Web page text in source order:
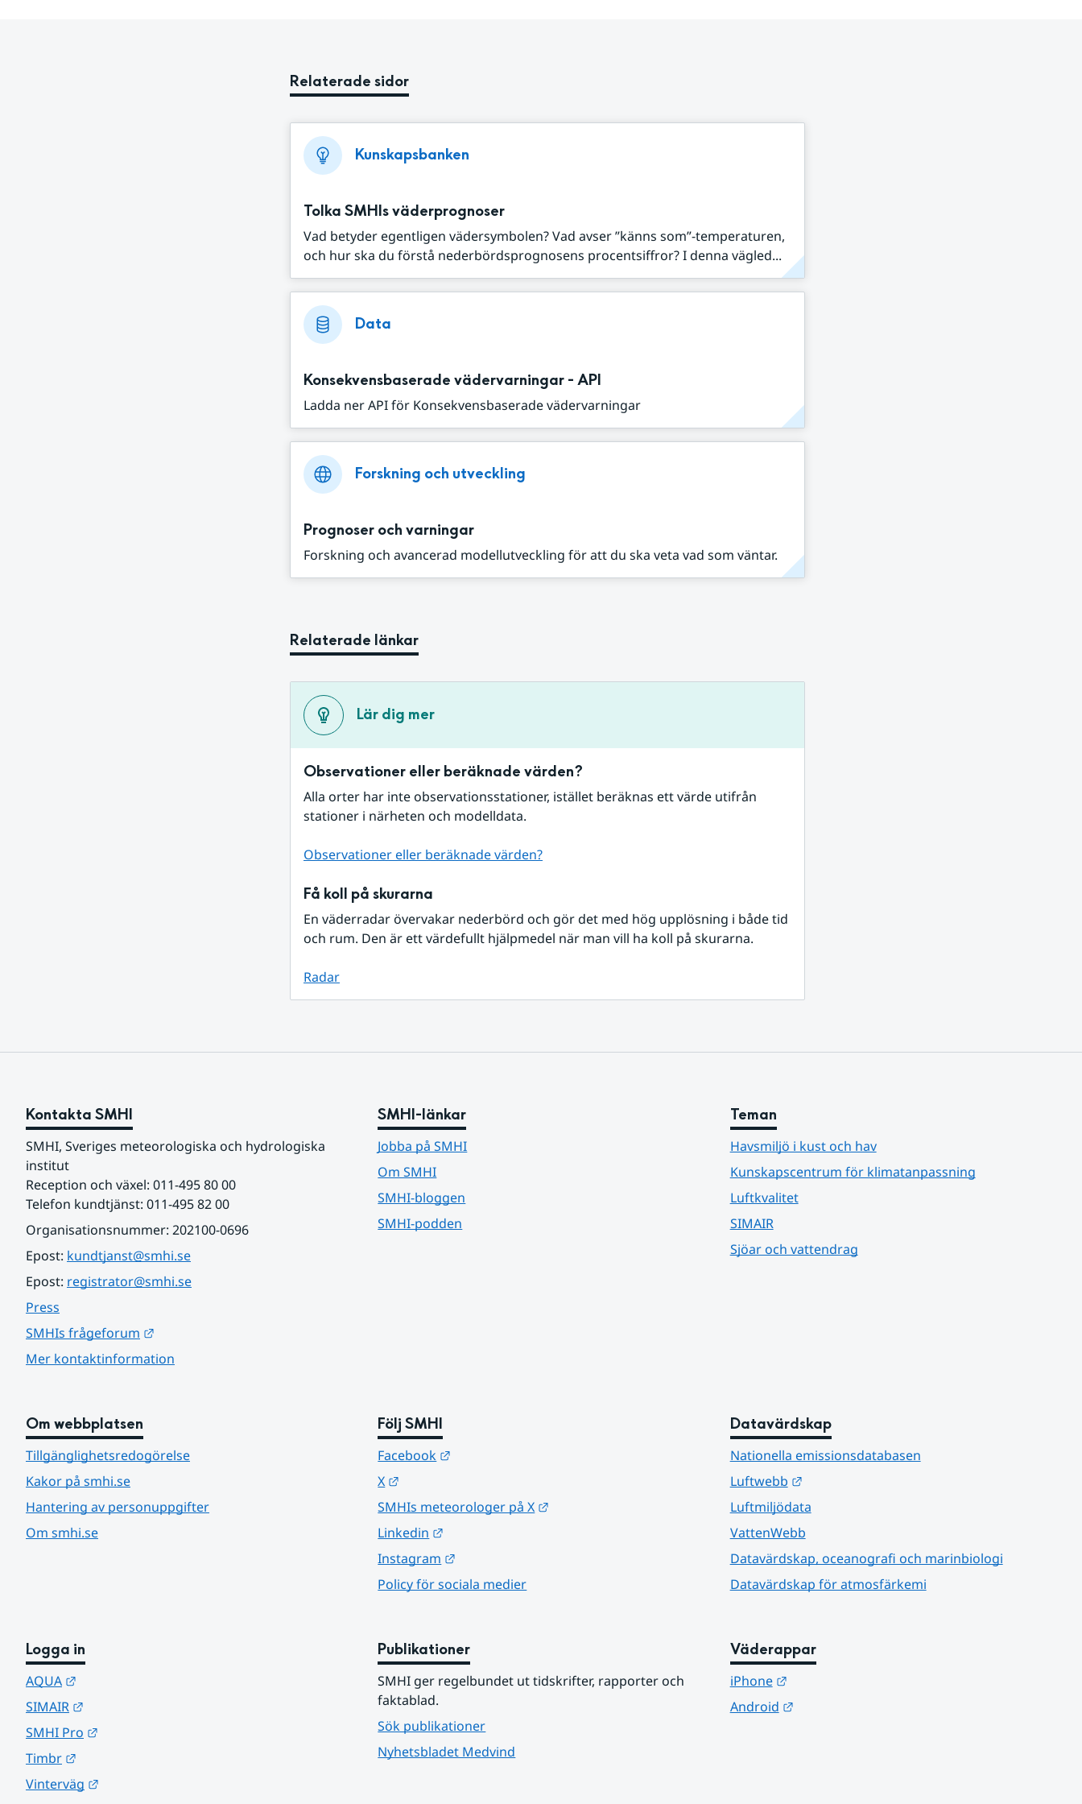
Relaterade sidor
Kunskapsbanken
Tolka SMHIs väderprognoser
Vad betyder egentligen vädersymbolen? Vad avser ”känns som”-temperaturen,
och hur ska du förstå nederbördsprognosens procentsiffror? I denna vägled...
Data
Konsekvensbaserade vädervarningar - API
Ladda ner API för Konsekvensbaserade vädervarningar
Forskning och utveckling
Prognoser och varningar
Forskning och avancerad modellutveckling för att du ska veta vad som väntar.
Relaterade länkar
Lär dig mer
Observationer eller beräknade värden?
Alla orter har inte observationsstationer, istället beräknas ett värde utifrån
stationer i närheten och modelldata.
Observationer eller beräknade värden?
Få koll på skurarna
En väderradar övervakar nederbörd och gör det med hög upplösning i både tid
och rum. Den är ett värdefullt hjälpmedel när man vill ha koll på skurarna.
Radar
Kontakta SMHI
SMHI, Sveriges meteorologiska och hydrologiska
institut
Reception och växel: 011-495 80 00
Telefon kundtjänst: 011-495 82 00
Organisationsnummer: 202100-0696
Epost: kundtjanst@smhi.se
Epost: registrator@smhi.se
Press
SMHIs frågeforum
Mer kontaktinformation
SMHI-länkar
Jobba på SMHI
Om SMHI
SMHI-bloggen
SMHI-podden
Teman
Havsmiljö i kust och hav
Kunskapscentrum för klimatanpassning
Luftkvalitet
SIMAIR
Sjöar och vattendrag
Om webbplatsen
Tillgänglighetsredogörelse
Kakor på smhi.se
Hantering av personuppgifter
Om smhi.se
Följ SMHI
Facebook
X
SMHIs meteorologer på X
Linkedin
Instagram
Policy för sociala medier
Datavärdskap
Nationella emissionsdatabasen
Luftwebb
Länk till annan webbplats.
Luftmiljödata
VattenWebb
Datavärdskap, oceanografi och marinbiologi
Datavärdskap för atmosfärkemi
Logga in
AQUA
SIMAIR
SMHI Pro
Timbr
Vinterväg
Publikationer
SMHI ger regelbundet ut tidskrifter, rapporter och
faktablad.
Sök publikationer
Nyhetsbladet Medvind
Väderappar
iPhone
Länk till annan webbplats.
Android
Länk till annan webbplats.